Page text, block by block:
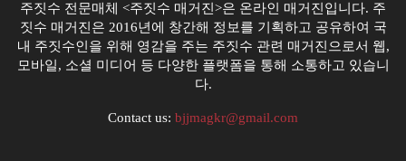
주짓수 전문매체 <주짓수 매거진>은 온라인 매거진입니다. 주
짓수 매거진은 2016년에 창간해 정보를 기획하고 공유하여 국
내 주짓수인을 위해 영감을 주는 주짓수 관련 매거진으로서 웹,
모바일, 소셜 미디어 등 다양한 플랫폼을 통해 소통하고 있습니
다.
Contact us: bjjmagkr@gmail.com